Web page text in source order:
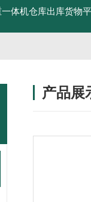
体机仓库出库货物
产品展